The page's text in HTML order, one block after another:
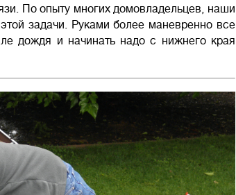
По опыту многих домовладельцев, наши
задачи. Руками более маневренно все
дождя и начинать надо с нижнего края